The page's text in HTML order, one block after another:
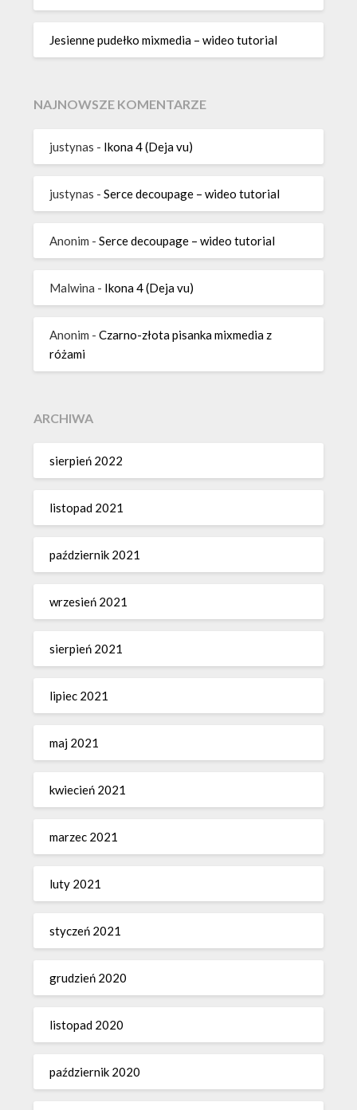
Jesienne pudełko mixmedia – wideo tutorial
NAJNOWSZE KOMENTARZE
justynas - Ikona 4 (Deja vu)
justynas -Serce decoupage – wideo tutorial
Anonim -Serce decoupage – wideo tutorial
Malwina - Ikona 4 (Deja vu)
Anonim -Czarno-złota pisanka mixmedia z
różami
ARCHIWA
sierpień 2022
listopad 2021
październik 2021
wrzesień 2021
sierpień 2021
lipiec 2021
maj 2021
kwiecień 2021
marzec 2021
luty 2021
styczeń 2021
grudzień 2020
listopad 2020
październik 2020